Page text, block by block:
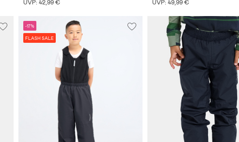
UVP: 42,99 € UVP: 49,99 €
-17%
FLASH SALE